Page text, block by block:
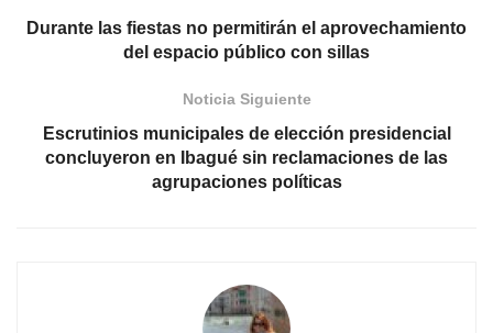
Durante las fiestas no permitirán el aprovechamiento
del espacio público con sillas
Noticia Siguiente
Escrutinios municipales de elección presidencial
concluyeron en Ibagué sin reclamaciones de las
agrupaciones políticas